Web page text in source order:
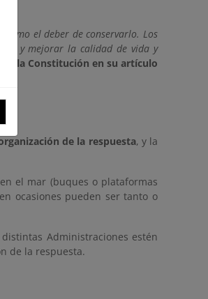
el deber de conservarlo. Los
y mejorar la calidad de vida y
la Constitución en su artículo
de la respuesta, y la
el mar (buques o plataformas
ocasiones pueden ser tanto o
Administraciones estén
de la respuesta.